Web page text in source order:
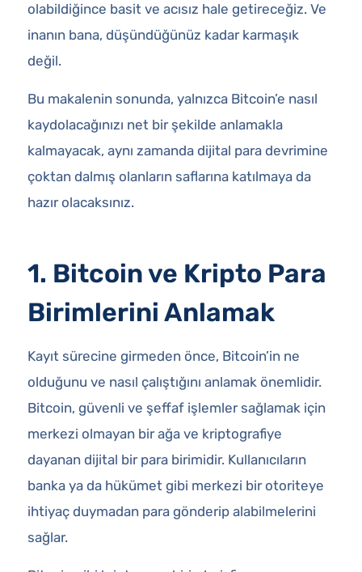
olabildiğince basit ve acısız hale getireceğiz. Ve
inanın bana, düşündüğünüz kadar karmaşık
değil.
Bu makalenin sonunda, yalnızca Bitcoin’e nasıl
kaydolacağınızı net bir şekilde anlamakla
kalmayacak, aynı zamanda dijital para devrimine
çoktan dalmış olanların saflarına katılmaya da
hazır olacaksınız.
1. Bitcoin ve Kripto Para
Birimlerini Anlamak
Kayıt sürecine girmeden önce, Bitcoin’in ne
olduğunu ve nasıl çalıştığını anlamak önemlidir.
Bitcoin, güvenli ve şeffaf işlemler sağlamak için
merkezi olmayan bir ağa ve kriptografiye
dayanan dijital bir para birimidir. Kullanıcıların
banka ya da hükümet gibi merkezi bir otoriteye
ihtiyaç duymadan para gönderip alabilmelerini
sağlar.